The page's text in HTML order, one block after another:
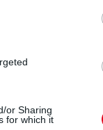
or Sharing
for which it